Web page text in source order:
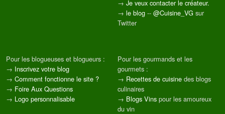
→ Je veux contacter le créateur.
→ le blog -- @Cuisine_VG sur
Twitter
Pour les blogueuses et blogueurs :
→ Inscrivez votre blog
→ Comment fonctionne le site ?
→ Foire Aux Questions
→ Logo personnalisable
Pour les gourmands et les
gourmets :
→ Recettes de cuisine des blogs
culinaires
→ Blogs Vins pour les amoureux
du vin